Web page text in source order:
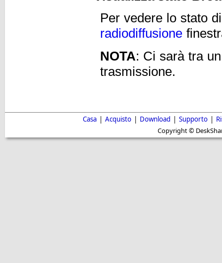
Per vedere lo stato
radiodiffusione
NOTA: Ci sarà tra
trasmissione.
Casa | Acquisto | Download | Supporto |
Copyright ©